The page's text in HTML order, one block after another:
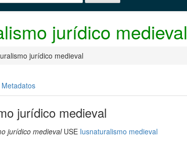
jurídico medieval
jurídico medieval
Metadatos
jurídico medieval
jurídico medievalUSE Iusnaturalismo medieval